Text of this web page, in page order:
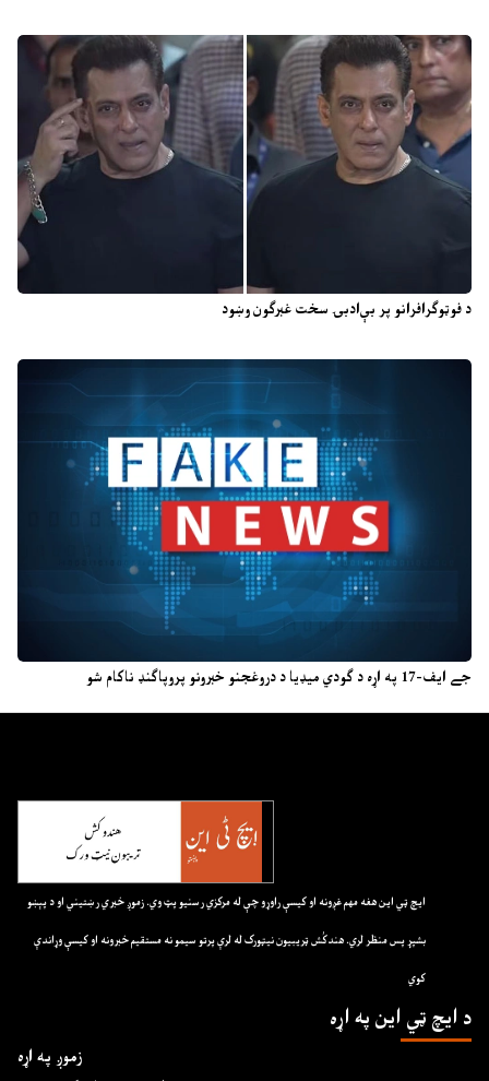
د فوټوګرافرانو پر بې‌ادبۍ سخت غبرګون وښود
جے ایف-17 په اړه د ګودي میډیا د دروغجنو خبرونو پروپاګنډ ناکام شو
ايچ ټي اين هغه مهم غږونه او کيسې راوړو چې له مرکزي رسنيو پټ وي. زموږ خبري رښتيني او د پېښو
بشپړ پس منظر لري. هندکُش ټريبيون نيټورک له لرې پرتو سيمو نه مستقيم خبرونه او کيسې وړاندې
کوي
د ايچ ټي اين په اړه
زموږ په اړه